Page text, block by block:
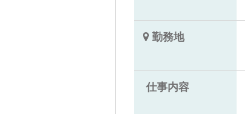
勤務地
仕事内容